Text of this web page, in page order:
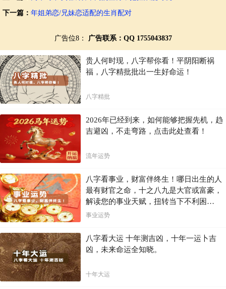
下一篇： 年姐弟恋/兄妹恋适配的生肖配对
广告位8： 广告联系：QQ 1755043837
贵人何时现，八字帮你看！平阴阳断祸
福，八字精批批出一生好命运！
八字精批
2026年已经到来，如何能够把握先机，趋
吉避凶，不走弯路，点击此处查看！
流年运势
八字看事业，财富伴终生！哪日出生的人
最有财官之命，十之八九是大官或富豪，
解读您的事业天赋，扭转当下不利困
局！！
事业运势
八字看大运 十年测吉凶，十年一运卜吉
凶，未来命运全知晓。
十年大运